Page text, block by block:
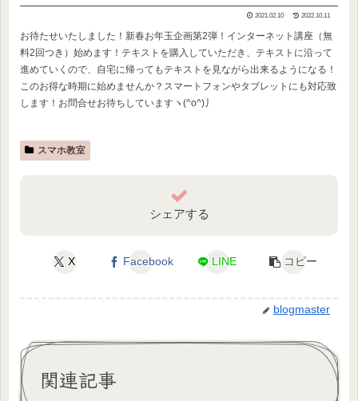
2021.02.10 2022.10.11
お待たせいたしました！新春お年玉企画第2弾！インターネット講座（無
料2回つき）始めます！テキストを購入していただき、テキストに沿って
進めていくので、自宅に帰ってもテキストを見ながら出来るようになる！
このお得な時期に始めませんか？スマートフォンやタブレットにも対応致
します！お問合せお待ちしていますヽ(^o^)丿
スマホ教室
シェアする
X Facebook LINE コピー
blogmaster
関連記事